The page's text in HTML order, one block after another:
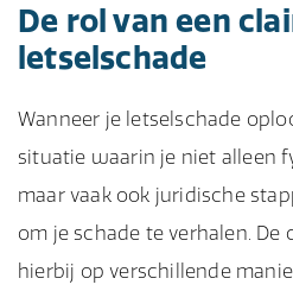
De rol van een
letselschade
Wanneer je letselschade
situatie waarin je niet alleen
maar vaak ook juridische
om je schade te verhalen.
hierbij op verschillende